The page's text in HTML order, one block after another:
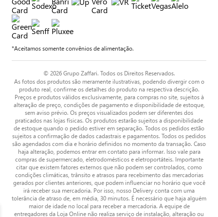
*Aceitamos somente convênios de alimentação.
© 2026 Grupo Zaffari. Todos os Direitos Reservados.
As fotos dos produtos são meramente ilustrativas, podendo divergir com o
produto real, confirme os detalhes do produto na respectiva descrição.
Preços e produtos válidos exclusivamente, para compras no site, sujeitos à
alteração de preço, condições de pagamento e disponibilidade de estoque,
sem aviso prévio. Os preços visualizados podem ser diferentes dos
praticados nas lojas físicas. Os produtos estarão sujeitos a disponibilidade
de estoque quando o pedido estiver em separação. Todos os pedidos estão
sujeitos a confirmação de dados cadastrais e pagamentos. Todos os pedidos
são agendados com dia e horário definidos no momento da transação. Caso
haja alteração, podemos entrar em contato para informar. Isso vale para
compras de supermercado, eletrodomésticos e eletroportáteis. Importante
citar que existem fatores externos que não podem ser controlados, como
condições climáticas, trânsito e atrasos para recebimento das mercadorias
gerados por clientes anteriores, que podem influenciar no horário que você
irá receber sua mercadoria. Por isso, nosso Delivery conta com uma
tolerância de atraso de, em média, 30 minutos. É necessário que haja alguém
maior de idade no local para receber a mercadoria. A equipe de
entregadores da Loja Online não realiza serviço de instalação, alteração ou